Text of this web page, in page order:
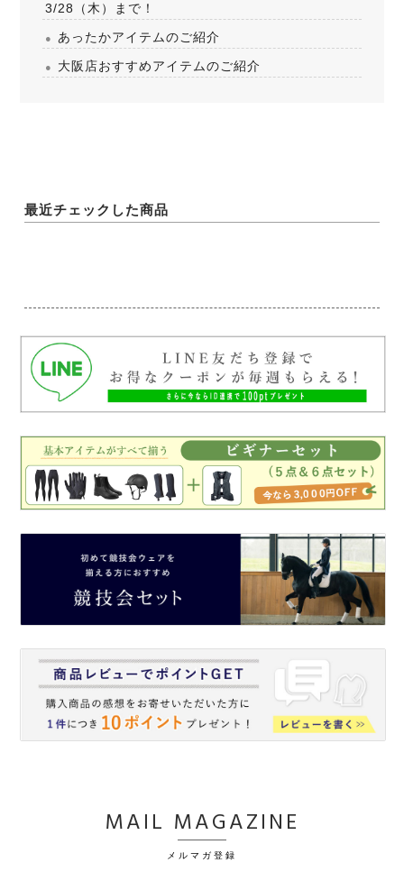
3/28（木）まで！
あったかアイテムのご紹介
大阪店おすすめアイテムのご紹介
最近チェックした商品
MAIL MAGAZINE
メルマガ登録